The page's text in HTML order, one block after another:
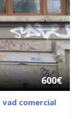
600€
comercial